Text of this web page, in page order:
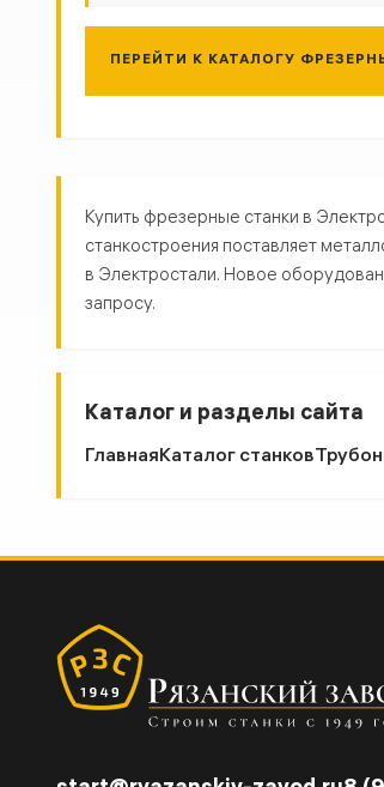
ПЕРЕЙТИ К КАТАЛОГУ
Фрезерные станки в
Купить фрезерные станки в
станкостроения поставляет
в Электростали. Новое
запросу.
Каталог и разделы сайта
ГлавнаяКаталог станков